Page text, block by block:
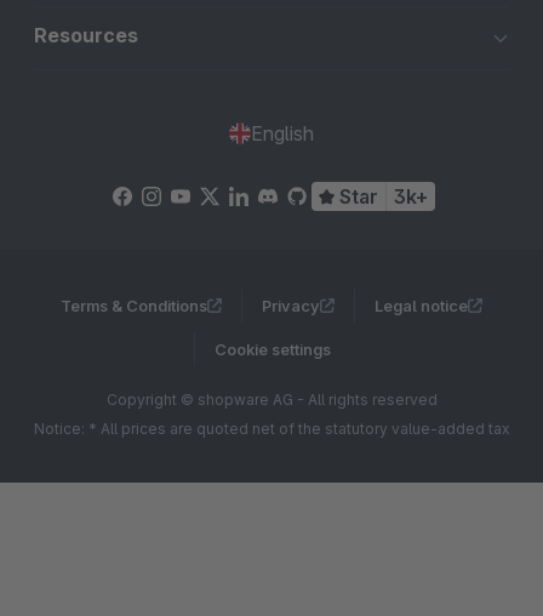
Resources
English
Star 3k+
Terms & Conditions Privacy Legal notice
Cookie settings
Copyright © shopware AG - All rights reserved
Notice: * All prices are quoted net of the statutory value-added tax